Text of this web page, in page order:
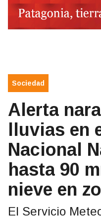
Sociedad
Alerta
lluvias en
Nacional
hasta 90
nieve en
El Servicio